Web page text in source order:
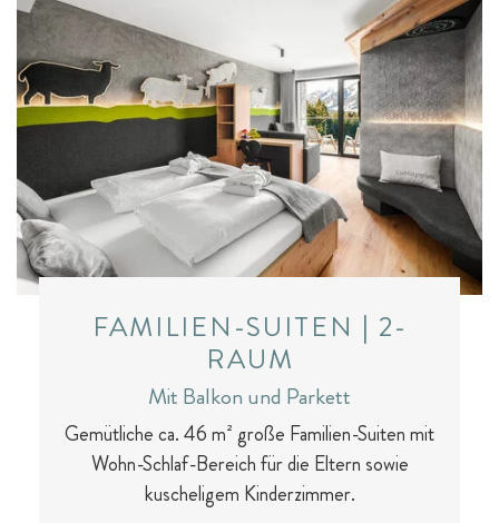
FAMILIEN-SUITEN | 2-
RAUM
Mit Balkon und Parkett
Gemütliche ca. 46 m² große Familien-Suiten mit
Wohn-Schlaf-Bereich für die Eltern sowie
kuscheligem Kinderzimmer.